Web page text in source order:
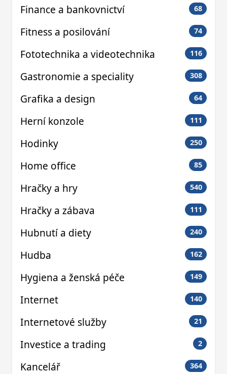
Finance a bankovnictví 68
Fitness a posilování 74
Fototechnika a videotechnika 116
Gastronomie a speciality 308
Grafika a design 64
Herní konzole 111
Hodinky 250
Home office 85
Hračky a hry 540
Hračky a zábava 111
Hubnutí a diety 240
Hudba 162
Hygiena a ženská péče 149
Internet 140
Internetové služby 21
Investice a trading 2
Kancelář 364